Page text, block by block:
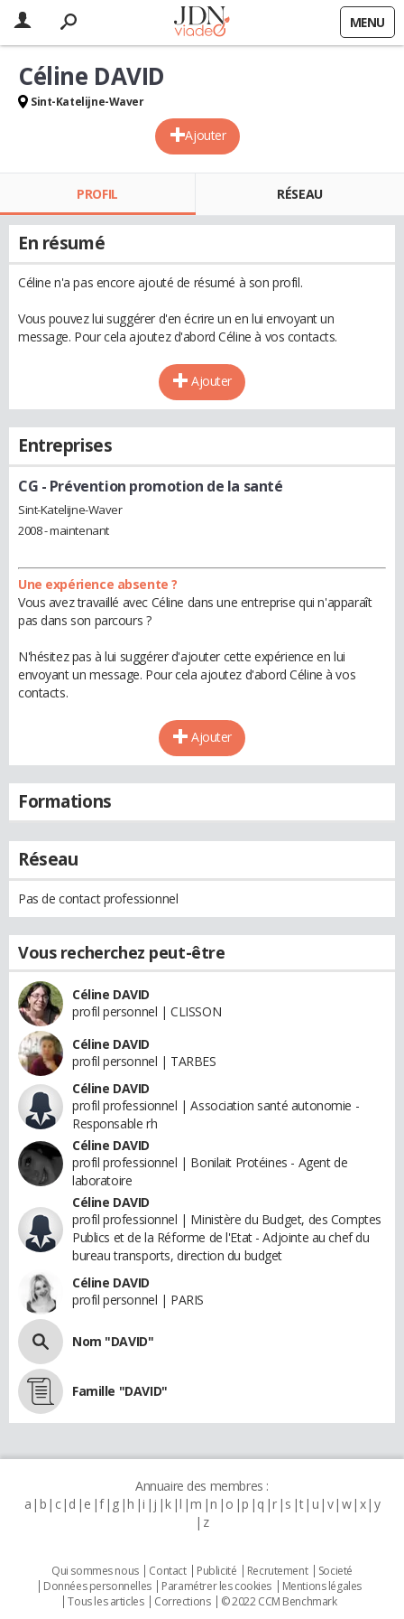
MENU
Ajouter
Céline DAVID
Sint-Katelijne-Waver
PROFIL RÉSEAU
En résumé
Céline n'a pas encore ajouté de résumé à son profil.
Vous pouvez lui suggérer d'en écrire un en lui envoyant un
message. Pour cela ajoutez d'abord Céline à vos contacts.
Ajouter
Entreprises
CG - Prévention promotion de la santé
Sint-Katelijne-Waver
2008 - maintenant
Une expérience absente ?
Vous avez travaillé avec Céline dans une entreprise qui n'apparaît
pas dans son parcours ?
N'hésitez pas à lui suggérer d'ajouter cette expérience en lui
envoyant un message. Pour cela ajoutez d'abord Céline à vos
contacts.
Ajouter
Formations
Réseau
Pas de contact professionnel
Vous recherchez peut-être
Céline DAVID
profil personnel | CLISSON
Céline DAVID
profil personnel | TARBES
Céline DAVID
profil professionnel | Association santé autonomie -
Responsable rh
Céline DAVID
profil professionnel | Bonilait Protéines - Agent de
laboratoire
Céline DAVID
profil professionnel | Ministère du Budget, des Comptes
Publics et de la Réforme de l'Etat - Adjointe au chef du
bureau transports, direction du budget
Céline DAVID
profil personnel | PARIS
Nom "DAVID"
Famille "DAVID"
Annuaire des membres :
a b c d e f g h i j k l m n o p q r s t u v w x y
z
Qui sommes nous Contact Publicité Recrutement
Societé
Données personnelles
Paramétrer les cookies
Mentions légales
Tous les articles
Corrections © 2022 CCM Benchmark